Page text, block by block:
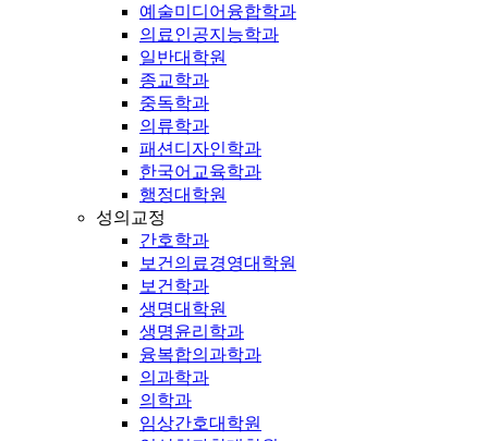
예술미디어융합학과
의료인공지능학과
일반대학원
종교학과
중독학과
의류학과
패션디자인학과
한국어교육학과
행정대학원
성의교정
간호학과
보건의료경영대학원
보건학과
생명대학원
생명윤리학과
융복합의과학과
의과학과
의학과
임상간호대학원